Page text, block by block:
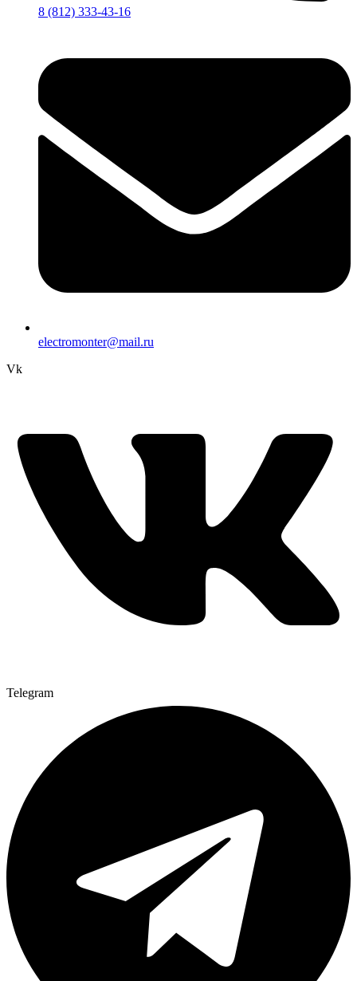
8 (812) 333-43-16
electromonter@mail.ru
Vk
Telegram